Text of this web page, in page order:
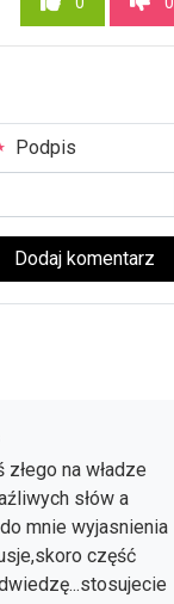
Podpis
Dodaj komentarz
na władze
słów a
mnie wyjasnienia
część